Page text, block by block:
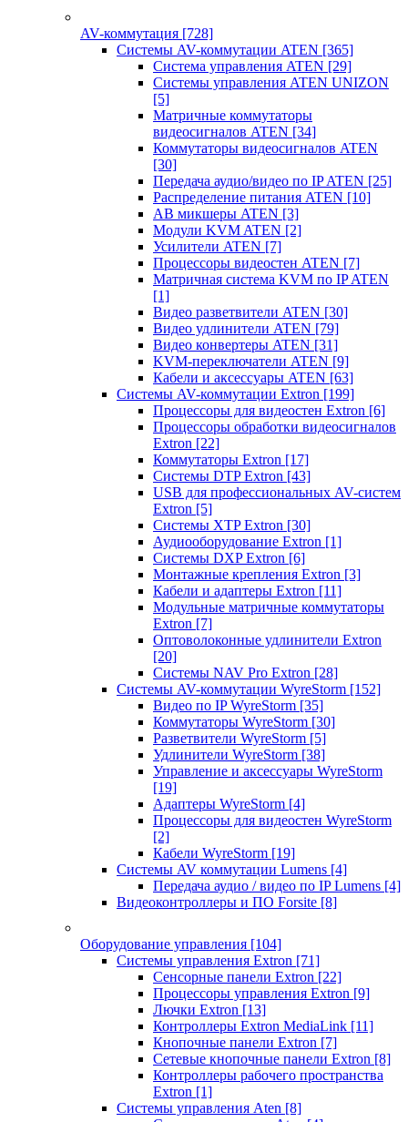
AV-коммутация [728]
Системы AV-коммутации ATEN [365]
Система управления ATEN [29]
Системы управления ATEN UNIZON
[5]
Матричные коммутаторы
видеосигналов ATEN [34]
Коммутаторы видеосигналов ATEN
[30]
Передача аудио/видео по IP ATEN [25]
Распределение питания ATEN [10]
АВ микшеры ATEN [3]
Модули KVM ATEN [2]
Усилители ATEN [7]
Процессоры видеостен ATEN [7]
Матричная система KVM по IP ATEN
[1]
Видео разветвители ATEN [30]
Видео удлинители ATEN [79]
Видео конвертеры ATEN [31]
KVM-переключатели ATEN [9]
Кабели и аксессуары ATEN [63]
Системы AV-коммутации Extron [199]
Процессоры для видеостен Extron [6]
Процессоры обработки видеосигналов
Extron [22]
Коммутаторы Extron [17]
Системы DTP Extron [43]
USB для профессиональных AV-систем
Extron [5]
Системы XTP Extron [30]
Аудиооборудование Extron [1]
Системы DXP Extron [6]
Монтажные крепления Extron [3]
Кабели и адаптеры Extron [11]
Модульные матричные коммутаторы
Extron [7]
Оптоволоконные удлинители Extron
[20]
Системы NAV Pro Extron [28]
Системы AV-коммутации WyreStorm [152]
Видео по IP WyreStorm [35]
Коммутаторы WyreStorm [30]
Разветвители WyreStorm [5]
Удлинители WyreStorm [38]
Управление и аксессуары WyreStorm
[19]
Адаптеры WyreStorm [4]
Процессоры для видеостен WyreStorm
[2]
Кабели WyreStorm [19]
Системы AV коммутации Lumens [4]
Передача аудио / видео по IP Lumens [4]
Видеоконтроллеры и ПО Forsite [8]
Оборудование управления [104]
Системы управления Extron [71]
Сенсорные панели Extron [22]
Процессоры управления Extron [9]
Лючки Extron [13]
Контроллеры Extron MediaLink [11]
Кнопочные панели Extron [7]
Сетевые кнопочные панели Extron [8]
Контроллеры рабочего пространства
Extron [1]
Системы управления Aten [8]